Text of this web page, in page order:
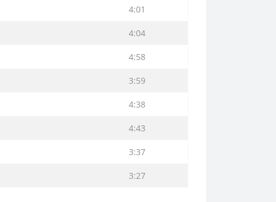
4:01
4:04
4:58
3:59
4:38
4:43
3:37
3:27